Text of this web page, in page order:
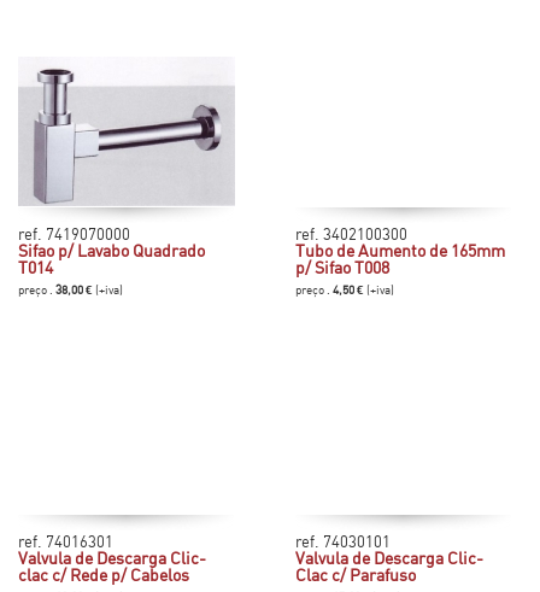
ref. 7419070000
Sifao p/ Lavabo Quadrado
T014
preço . 38,00 € (+iva)
ref. 3402100300
Tubo de Aumento de 165mm
p/ Sifao T008
preço . 4,50 € (+iva)
ref. 74016301
Valvula de Descarga Clic-
clac c/ Rede p/ Cabelos
ref. 74030101
Valvula de Descarga Clic-
Clac c/ Parafuso